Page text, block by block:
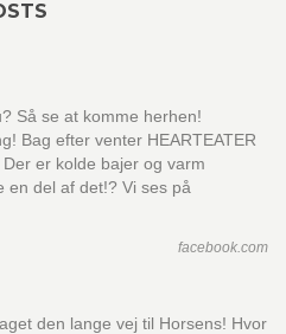
Så se at komme herhen!
Bag efter venter HEARTEATER
er kolde bajer og varm
en del af det!? Vi ses på
facebook.com
den lange vej til Horsens! Hvor